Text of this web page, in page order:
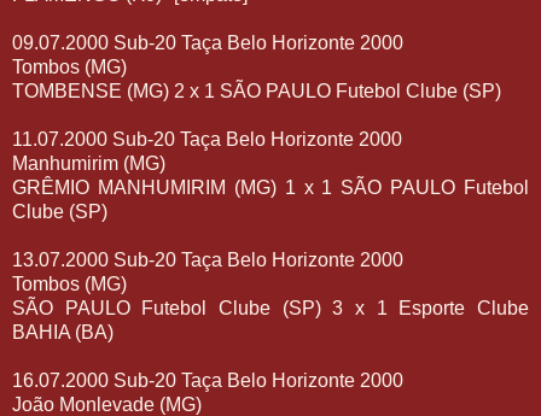
09.07.2000 Sub-20 Taça Belo Horizonte 2000
Tombos (MG)
TOMBENSE (MG) 2 x 1 SÃO PAULO Futebol Clube (SP)
11.07.2000 Sub-20 Taça Belo Horizonte 2000
Manhumirim (MG)
GRÊMIO MANHUMIRIM (MG) 1 x 1 SÃO PAULO Futebol
Clube (SP)
13.07.2000 Sub-20 Taça Belo Horizonte 2000
Tombos (MG)
SÃO PAULO Futebol Clube (SP) 3 x 1 Esporte Clube
BAHIA (BA)
16.07.2000 Sub-20 Taça Belo Horizonte 2000
João Monlevade (MG)